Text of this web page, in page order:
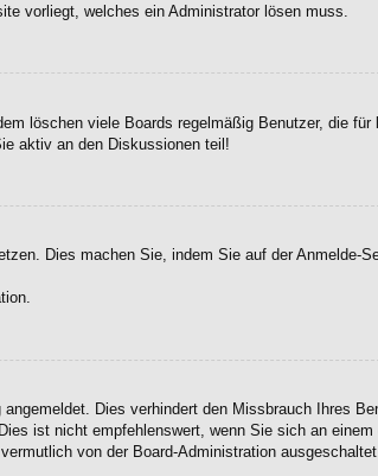
vorliegt, welches ein Administrator lösen muss.
löschen viele Boards regelmäßig Benutzer, die für
aktiv an den Diskussionen teil!
Dies machen Sie, indem Sie auf der Anmelde-
Dies verhindert den Missbrauch Ihres
ist nicht empfehlenswert, wenn Sie sich an
von der Board-Administration